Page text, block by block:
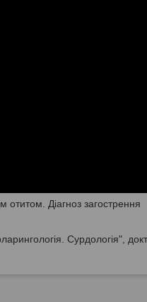
отитом. Діагноз загострення
Сурдологія",